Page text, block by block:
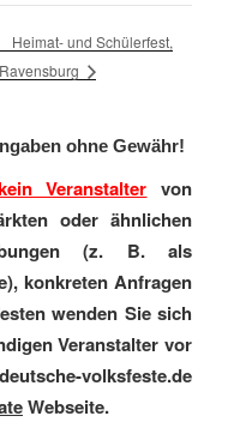
Heimat- und Schülerfest,
Ravensburg
ohne Gewähr!
Veranstalter von
oder ähnlichen
(z. B. als
konkreten Anfragen
wenden Sie sich
Veranstalter vor
volksfeste.de
Webseite.